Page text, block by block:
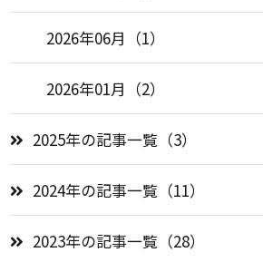
2026年06月（1）
2026年01月（2）
2025年の記事一覧（3）
2024年の記事一覧（11）
2023年の記事一覧（28）